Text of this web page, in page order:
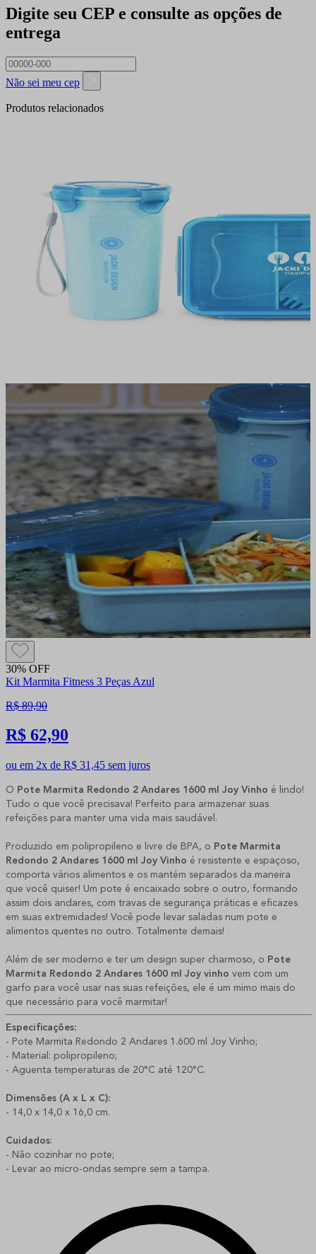
Digite seu CEP e consulte as opções de
entrega
Não sei meu cep
Produtos relacionados
30% OFF
Kit Marmita Fitness 3 Peças Azul
R$ 89,90
R$ 62,90
ou em 2x de R$ 31,45 sem juros
O Pote Marmita Redondo 2 Andares 1600 ml Joy Vinho é lindo!
Tudo o que você precisava! Perfeito para armazenar suas
refeições para manter uma vida mais saudável.
Produzido em polipropileno e livre de BPA, o Pote Marmita
Redondo 2 Andares 1600 ml Joy Vinho é resistente e espaçoso,
comporta vários alimentos e os mantém separados da maneira
que você quiser! Um pote é encaixado sobre o outro, formando
assim dois andares, com travas de segurança práticas e eficazes
em suas extremidades! Você pode levar saladas num pote e
alimentos quentes no outro. Totalmente demais!
Além de ser moderno e ter um design super charmoso, o Pote
Marmita Redondo 2 Andares 1600 ml Joy vinho vem com um
garfo para você usar nas suas refeições, ele é um mimo mais do
que necessário para você marmitar!
Especificações:
- Pote Marmita Redondo 2 Andares 1.600 ml Joy Vinho;
- Material: polipropileno;
- Aguenta temperaturas de 20°C até 120°C.
Dimensões (A x L x C):
- 14,0 x 14,0 x 16,0 cm.
Cuidados:
- Não cozinhar no pote;
- Levar ao micro-ondas sempre sem a tampa.